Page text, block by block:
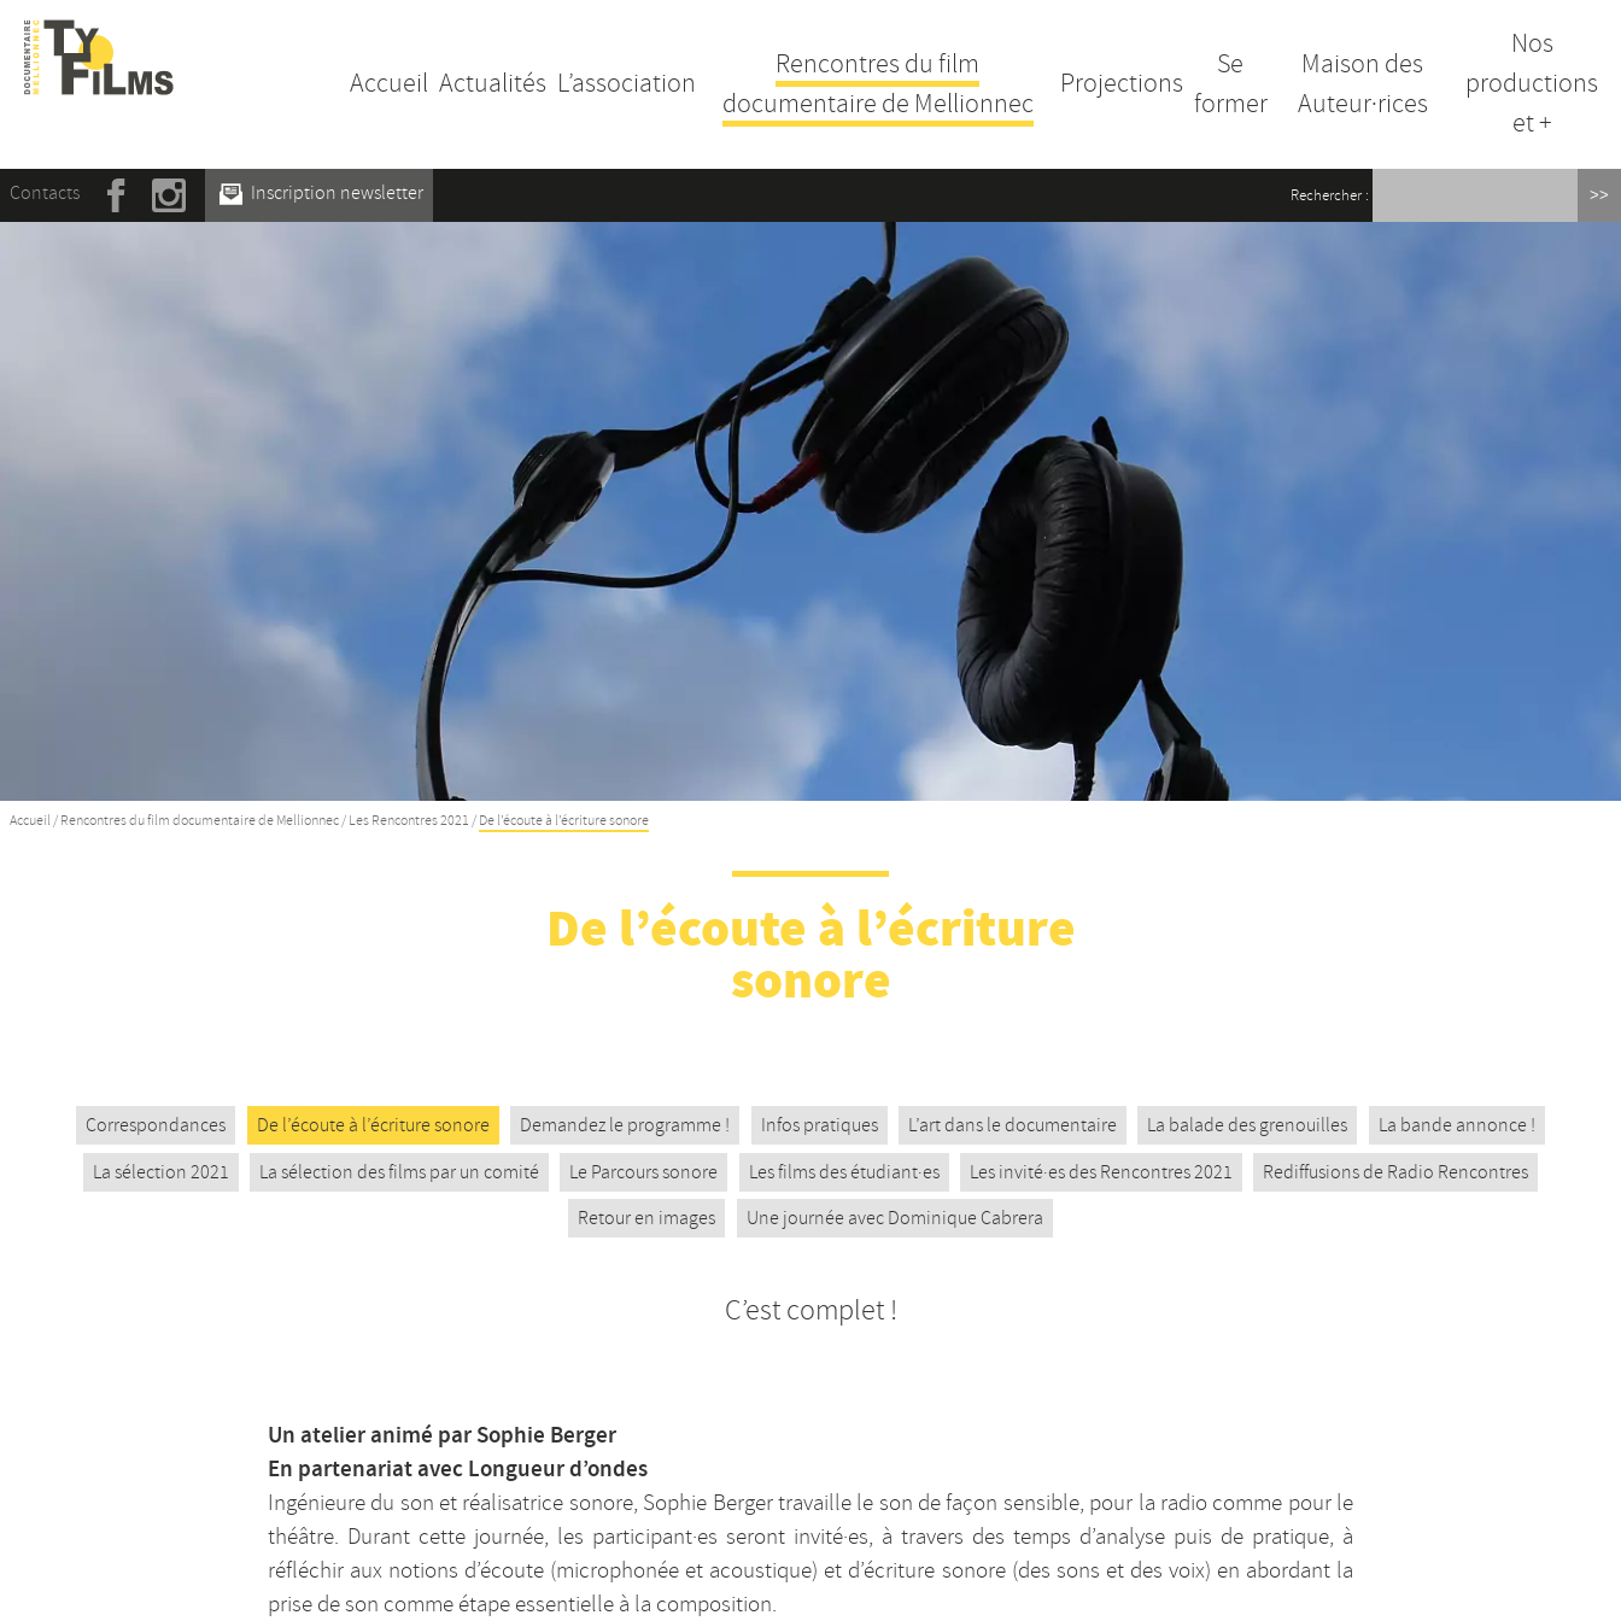
Accueil Actualités L’association
Rencontres du film
documentaire de Mellionnec
Projections
Se
former
Maison des
Auteur·rices
Nos
productions
et +
Contacts Inscription newsletter Rechercher :
Accueil / Rencontres du film documentaire de Mellionnec / Les Rencontres 2021 / De l’écoute à l’écriture sonore
De l’écoute à l’écriture
sonore
Correspondances De l’écoute à l’écriture sonore Demandez le programme ! Infos pratiques L’art dans le documentaire La balade des grenouilles
La bande annonce !
La sélection 2021
La sélection des films par un comité Le Parcours sonore Les films des étudiant·es Les invité·es des Rencontres 2021
Rediffusions de Radio Rencontres
Retour en images
Une journée avec Dominique Cabrera
C’est complet !
Un atelier animé par Sophie Berger
En partenariat avec Longueur d’ondes
Ingénieure du son et réalisatrice sonore, Sophie Berger travaille le son de façon sensible, pour la radio comme pour le
théâtre. Durant cette journée, les participant·es seront invité·es, à travers des temps d’analyse puis de pratique, à
réfléchir aux notions d’écoute (microphonée et acoustique) et d’écriture sonore (des sons et des voix) en abordant la
prise de son comme étape essentielle à la composition.